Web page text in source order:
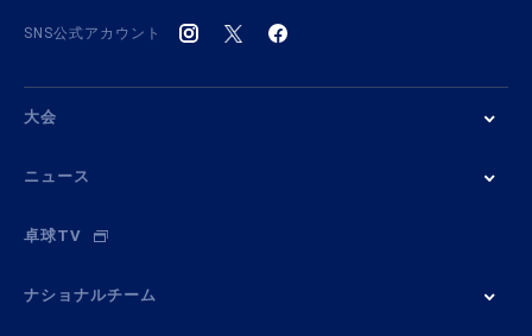
SNS公式アカウント
大会
ニュース
卓球TV
ナショナルチーム